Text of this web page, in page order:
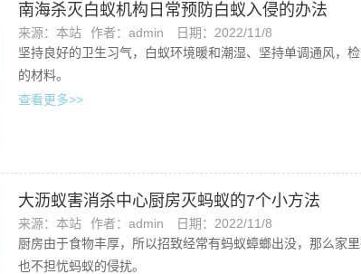
南海杀灭白蚁机构日常预防白蚁入侵的办法
来源：本站 作者：admin
日期：2022/11/8
坚持良好的卫生习气，白蚁环境暖和潮湿、坚持单调通风，
的材料。
查看更多>>
大沥蚁害消杀中心厨房灭蚂蚁的7个小方法
来源：本站 作者：admin
日期：2022/11/8
厨房由于食物丰厚，所以招致经常有蚂蚁蟑螂出没，那么家
也不担忧蚂蚁的侵扰。